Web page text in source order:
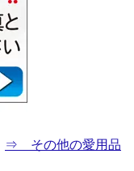
⇒ その他の愛用品